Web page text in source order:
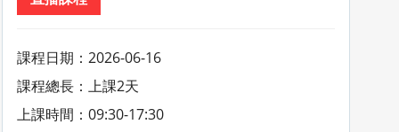
課程日期：2026-06-16
課程總長：上課2天
上課時間：09:30-17:30